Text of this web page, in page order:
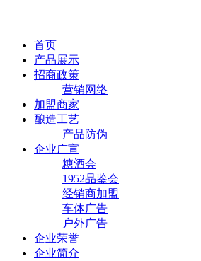
首页
产品展示
招商政策
营销网络
加盟商家
酿造工艺
产品防伪
企业广宣
糖酒会
1952品鉴会
经销商加盟
车体广告
户外广告
企业荣誉
企业简介